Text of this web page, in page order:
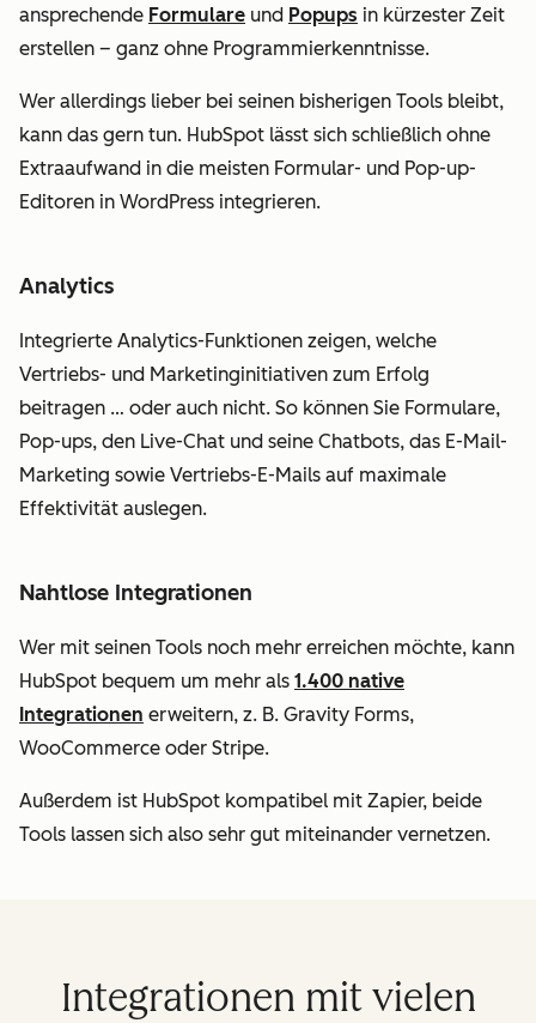
ansprechende Formulare und Popups in kürzester Zeit
erstellen – ganz ohne Programmierkenntnisse.
Wer allerdings lieber bei seinen bisherigen Tools bleibt,
kann das gern tun. HubSpot lässt sich schließlich ohne
Extraaufwand in die meisten Formular- und Pop-up-
Editoren in WordPress integrieren.
Analytics
Integrierte Analytics-Funktionen zeigen, welche
Vertriebs- und Marketinginitiativen zum Erfolg
beitragen … oder auch nicht. So können Sie Formulare,
Pop-ups, den Live-Chat und seine Chatbots, das E-Mail-
Marketing sowie Vertriebs-E-Mails auf maximale
Effektivität auslegen.
Nahtlose Integrationen
Wer mit seinen Tools noch mehr erreichen möchte, kann
HubSpot bequem um mehr als 1.400 native
Integrationen erweitern, z. B. Gravity Forms,
WooCommerce oder Stripe.
Außerdem ist HubSpot kompatibel mit Zapier, beide
Tools lassen sich also sehr gut miteinander vernetzen.
Integrationen mit vielen